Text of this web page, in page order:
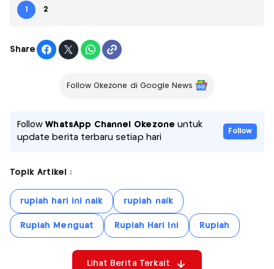
1 2
Share
Follow Okezone di Google News
FollowWhatsApp Channel Okezone untuk
update berita terbaru setiap hari
Follow
Topik Artikel :
rupiah hari ini naik rupiah naik
Rupiah Menguat Rupiah Hari Ini Rupiah
Lihat Berita Terkait